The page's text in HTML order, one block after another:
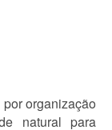
organização
natural para